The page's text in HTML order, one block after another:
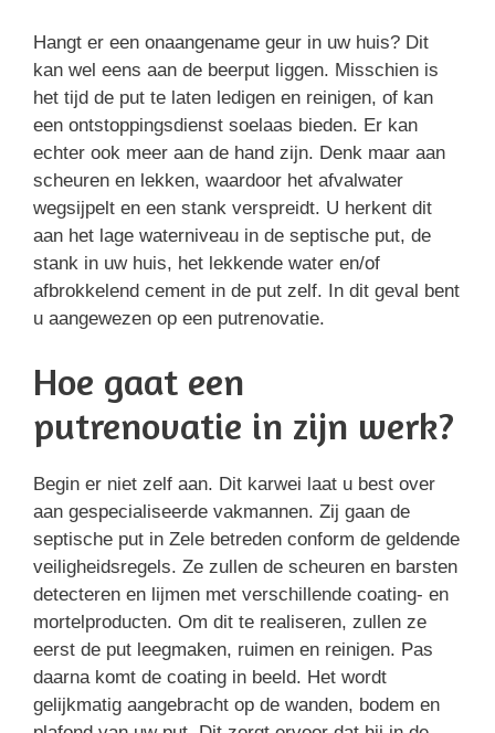
Hangt er een onaangename geur in uw huis? Dit
kan wel eens aan de beerput liggen. Misschien is
het tijd de put te laten ledigen en reinigen, of kan
een ontstoppingsdienst soelaas bieden. Er kan
echter ook meer aan de hand zijn. Denk maar aan
scheuren en lekken, waardoor het afvalwater
wegsijpelt en een stank verspreidt. U herkent dit
aan het lage waterniveau in de septische put, de
stank in uw huis, het lekkende water en/of
afbrokkelend cement in de put zelf. In dit geval bent
u aangewezen op een putrenovatie.
Hoe gaat een
putrenovatie in zijn werk?
Begin er niet zelf aan. Dit karwei laat u best over
aan gespecialiseerde vakmannen. Zij gaan de
septische put in Zele betreden conform de geldende
veiligheidsregels. Ze zullen de scheuren en barsten
detecteren en lijmen met verschillende coating- en
mortelproducten. Om dit te realiseren, zullen ze
eerst de put leegmaken, ruimen en reinigen. Pas
daarna komt de coating in beeld. Het wordt
gelijkmatig aangebracht op de wanden, bodem en